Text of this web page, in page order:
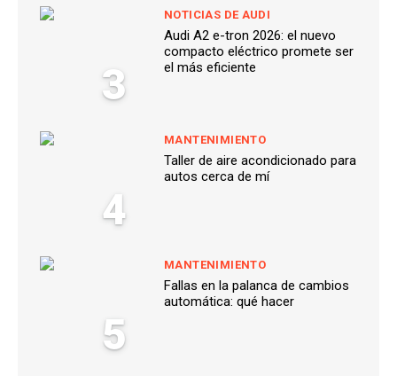
3
NOTICIAS DE AUDI
Audi A2 e-tron 2026: el nuevo
compacto eléctrico promete ser
el más eficiente
4
MANTENIMIENTO
Taller de aire acondicionado para
autos cerca de mí
5
MANTENIMIENTO
Fallas en la palanca de cambios
automática: qué hacer